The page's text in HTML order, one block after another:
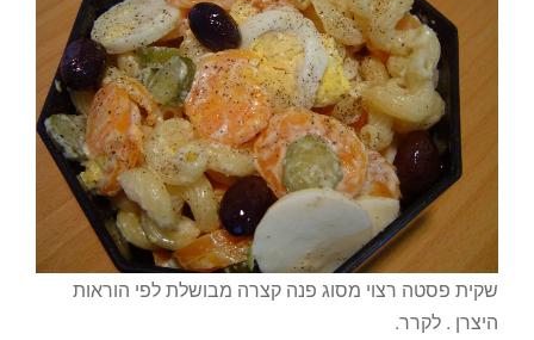
שקית פסטה רצוי מסוג פנה קצרה מבושלת לפי הוראות
היצרן . לקרר.